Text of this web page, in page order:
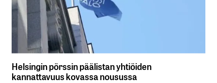
Helsingin pörssin päälistan yhtiöiden
kannattavuus kovassa nousussa